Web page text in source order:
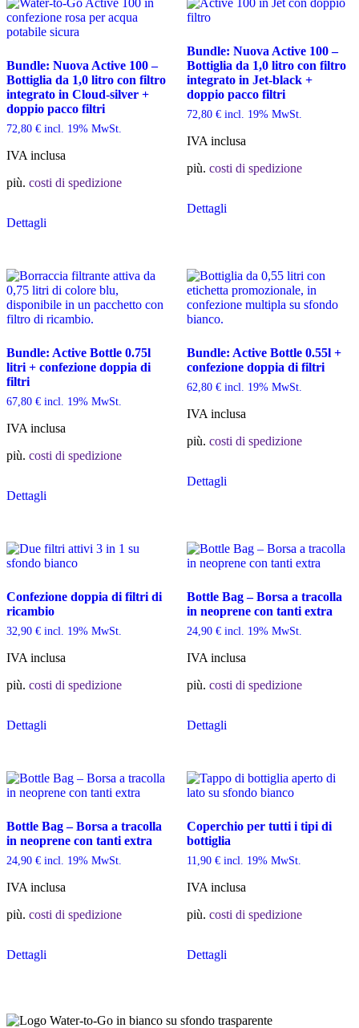
nella
pagina
del
Bundle: Nuova Active 100 –
Bottiglia da 1,0 litro con filtro
integrato in Cloud-silver +
doppio pacco filtri
72,80 € incl. 19% MwSt.
IVA inclusa
più. costi di spedizione
Dettagli
Bundle: Nuova Active 100 –
Bottiglia da 1,0 litro con filtro
integrato in Jet-black +
doppio pacco filtri
72,80 €incl. 19% MwSt.
IVA inclusa
più. costi di spedizione
Dettagli
Bundle: Active Bottle 0.75l
litri + confezione doppia di
filtri
67,80 € incl. 19% MwSt.
IVA inclusa
più. costi di spedizione
Dettagliprodotto
Le
opzioni
essere
scelte
nella
del
Bundle: Active Bottle 0.55l +
confezione doppia di filtri
62,80 €incl. 19% MwSt.
IVA inclusa
più. costi di spedizione
Dettagliprodotto
opzioni
possono
scelte
nella
pagina
prodotto
Confezione doppia di filtri di
ricambio
32,90 € incl. 19% MwSt.
IVA inclusa
più. costi di spedizione
Dettagli
Bottle Bag – Borsa a tracolla
in neoprene con tanti extra
24,90 €incl. 19% MwSt.
IVA inclusa
più. costi di spedizione
Dettagli
Bottle Bag – Borsa a tracolla
in neoprene con tanti extra
24,90 € incl. 19% MwSt.
IVA inclusa
più. costi di spedizione
Dettagli
Coperchio per tutti i tipi di
bottiglia
11,90 €incl. 19% MwSt.
IVA inclusa
più. costi di spedizione
Dettagli